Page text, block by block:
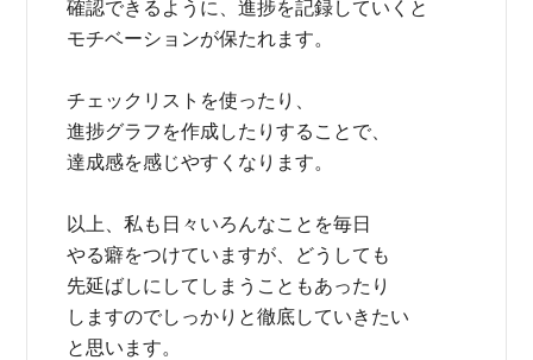
確認できるように、進捗を記録していくと
モチベーションが保たれます。
チェックリストを使ったり、
進捗グラフを作成したりすることで、
達成感を感じやすくなります。
以上、私も日々いろんなことを毎日
やる癖をつけていますが、どうしても
先延ばしにしてしまうこともあったり
しますのでしっかりと徹底していきたい
と思います。